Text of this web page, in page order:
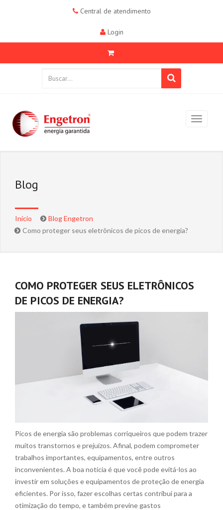
Central de atendimento
Login
Blog
Início
Blog Engetron
Como proteger seus eletrônicos de picos de energia?
COMO PROTEGER SEUS ELETRÔNICOS
DE PICOS DE ENERGIA?
Picos de energia são problemas corriqueiros que podem trazer
muitos transtornos e prejuízos. Afinal, podem comprometer
trabalhos importantes, equipamentos, entre outros
inconvenientes. A boa notícia é que você pode evitá-los ao
investir em soluções e equipamentos de proteção de energia
eficientes. Por isso, fazer escolhas certas contribui para a
otimização do tempo, e também previne gastos